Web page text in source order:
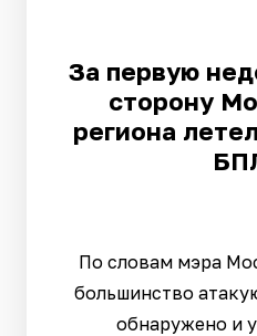
За первую
сторону
региона
По словам мэра
большинство
обнаружено и